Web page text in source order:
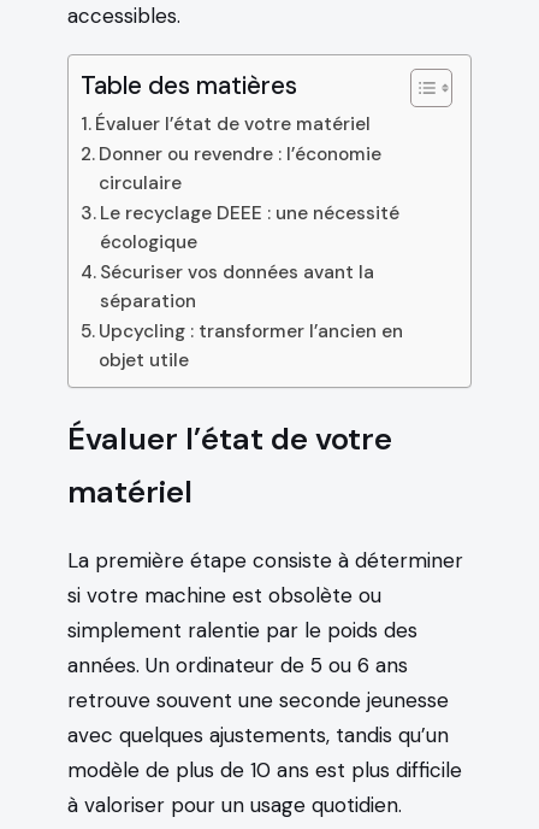
accessibles.
Table des matières
Évaluer l’état de votre matériel
Donner ou revendre : l’économie
circulaire
Le recyclage DEEE : une nécessité
écologique
Sécuriser vos données avant la
séparation
Upcycling : transformer l’ancien en
objet utile
Évaluer l’état de votre
matériel
La première étape consiste à déterminer
si votre machine est obsolète ou
simplement ralentie par le poids des
années. Un ordinateur de 5 ou 6 ans
retrouve souvent une seconde jeunesse
avec quelques ajustements, tandis qu’un
modèle de plus de 10 ans est plus difficile
à valoriser pour un usage quotidien.